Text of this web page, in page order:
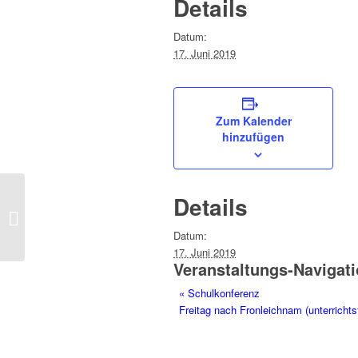
Details
Datum:
17. Juni 2019
Zum Kalender
hinzufügen
Details
Datum:
17. Juni 2019
Veranstaltungs-
« Schulkonferenz
Freitag nach Fronleichnam